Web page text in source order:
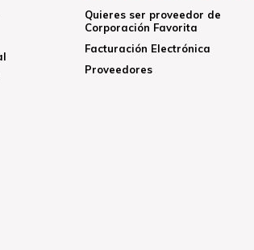
Quieres ser proveedor de
Corporación Favorita
Facturación Electrónica
Proveedores